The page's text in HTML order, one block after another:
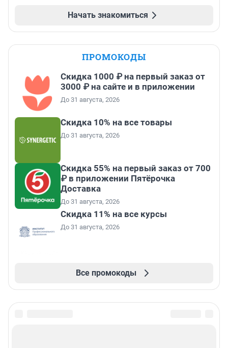
Начать знакомиться
ПРОМОКОДЫ
Скидка 1000 ₽ на первый заказ от
3000 ₽ на сайте и в приложении
До 31 августа, 2026
Скидка 10% на все товары
До 31 августа, 2026
Скидка 55% на первый заказ от 700
₽ в приложении Пятёрочка
Доставка
До 31 августа, 2026
Скидка 11% на все курсы
До 31 августа, 2026
Все промокоды